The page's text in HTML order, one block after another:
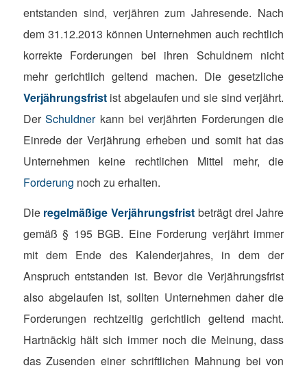
entstanden sind, verjähren zum Jahresende. Nach
dem 31.12.2013 können Unternehmen auch rechtlich
korrekte Forderungen bei ihren Schuldnern nicht
mehr gerichtlich geltend machen. Die gesetzliche
Verjährungsfristist abgelaufen und sie sind verjährt.
DerSchuldnerkann bei verjährten Forderungen die
Einrede der Verjährung erheben und somit hat das
Unternehmen keine rechtlichen Mittel mehr, die
Forderung noch zu erhalten.
Die regelmäßige Verjährungsfrist beträgt drei Jahre
gemäß § 195 BGB. Eine Forderung verjährt immer
mit dem Ende des Kalenderjahres, in dem der
Anspruch entstanden ist. Bevor die Verjährungsfrist
also abgelaufen ist, sollten Unternehmen daher die
Forderungen rechtzeitig gerichtlich geltend macht.
Hartnäckig hält sich immer noch die Meinung, dass
das Zusenden einer schriftlichen Mahnung bei von